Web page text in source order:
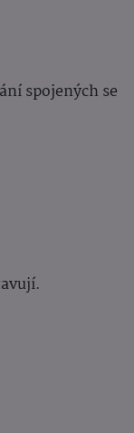
spojených se